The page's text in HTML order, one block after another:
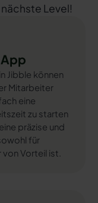
Level!
Jibble können
Mitarbeiter
eine
zu starten
präzise und
für
Vorteil ist.